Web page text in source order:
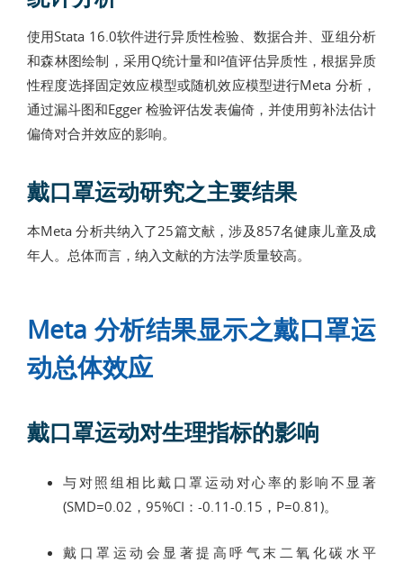
使用Stata 16.0软件进行异质性检验、数据合并、亚组分析
和森林图绘制，采用Q统计量和I²值评估异质性，根据异质
性程度选择固定效应模型或随机效应模型进行Meta 分析，
通过漏斗图和Egger 检验评估发表偏倚，并使用剪补法估计
偏倚对合并效应的影响。
戴口罩运动研究之主要结果
本Meta 分析共纳入了25篇文献，涉及857名健康儿童及成
年人。总体而言，纳入文献的方法学质量较高。
Meta 分析结果显示之戴口罩运
动总体效应
戴口罩运动对生理指标的影响
与对照组相比戴口罩运动对心率的影响不显著
(SMD=0.02，95%CI：-0.11-0.15，P=0.81)。
戴口罩运动会显著提高呼气末二氧化碳水平